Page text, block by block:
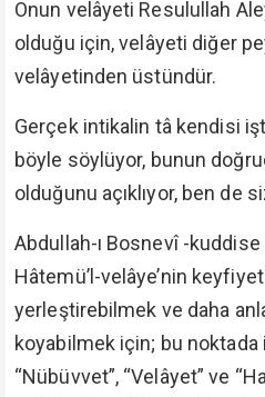
Onun velâyeti Resulullah
olduğu için, velâyeti diğer
velâyetinden üstündür.
Gerçek intikalin tâ kendisi
böyle söylüyor, bunun
olduğunu açıklıyor, ben de
Abdullah-ı Bosnevî -
Hâtemü’l-velâye’nin
yerleştirebilmek ve daha
koyabilmek için; bu
“Nübüvvet”, “Velâyet” ve